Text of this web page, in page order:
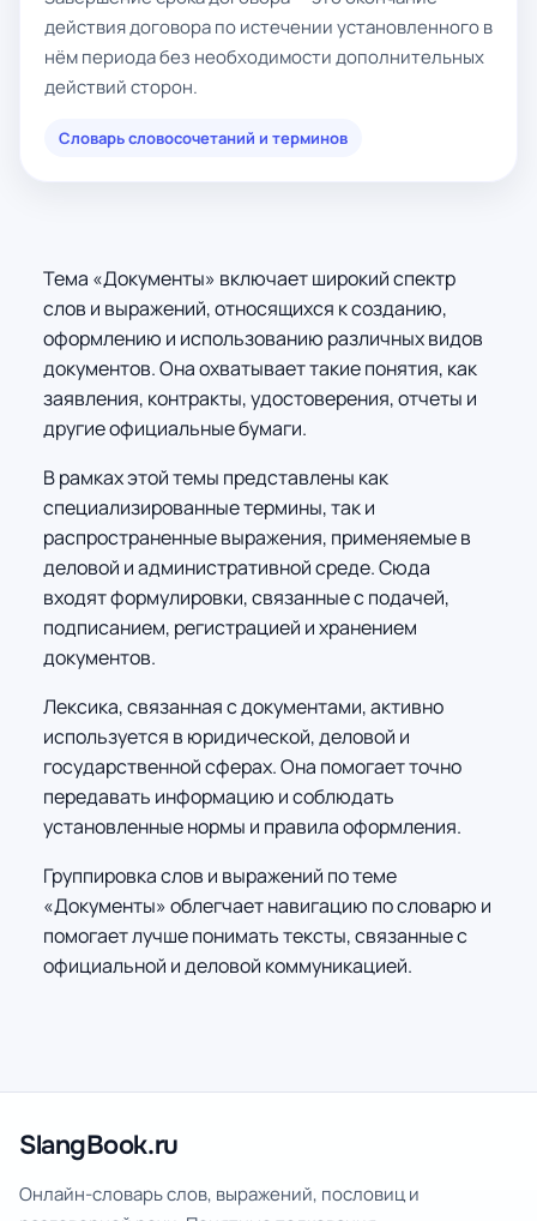
действия договора по истечении установленного в
нём периода без необходимости дополнительных
действий сторон.
Словарь словосочетаний и терминов
Тема «Документы» включает широкий спектр
слов и выражений, относящихся к созданию,
оформлению и использованию различных видов
документов. Она охватывает такие понятия, как
заявления, контракты, удостоверения, отчеты и
другие официальные бумаги.
В рамках этой темы представлены как
специализированные термины, так и
распространенные выражения, применяемые в
деловой и административной среде. Сюда
входят формулировки, связанные с подачей,
подписанием, регистрацией и хранением
документов.
Лексика, связанная с документами, активно
используется в юридической, деловой и
государственной сферах. Она помогает точно
передавать информацию и соблюдать
установленные нормы и правила оформления.
Группировка слов и выражений по теме
«Документы» облегчает навигацию по словарю и
помогает лучше понимать тексты, связанные с
официальной и деловой коммуникацией.
SlangBook.ru
Онлайн-словарь слов, выражений, пословиц и